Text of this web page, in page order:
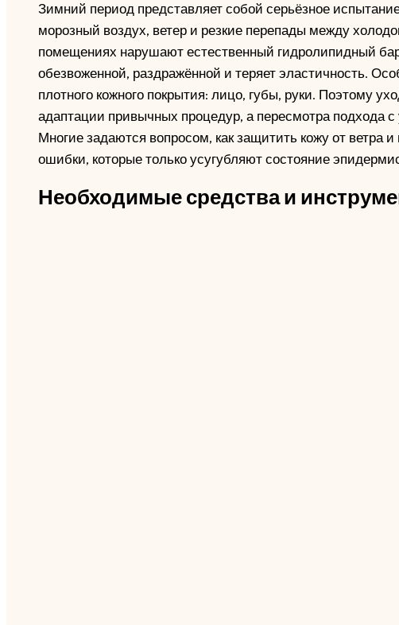
Зимний период представляет собой серьёзное
морозный воздух, ветер и резкие перепады между
помещениях нарушают естественный гидролипидный
обезвоженной, раздражённой и теряет эластичность.
плотного кожного покрытия: лицо, губы, руки. Поэтому
адаптации привычных процедур, а пересмотра подхода
Многие задаются вопросом, как защитить кожу от ветра
ошибки, которые только усугубляют состояние
Необходимые средства и